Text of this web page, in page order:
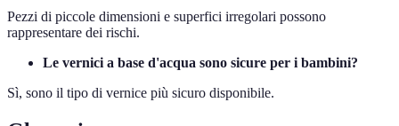
Pezzi di piccole dimensioni e superfici irregolari possono
rappresentare dei rischi.
Le vernici a base d'acqua sono sicure per i bambini?
Sì, sono il tipo di vernice più sicuro disponibile.